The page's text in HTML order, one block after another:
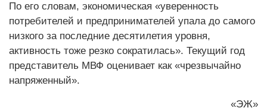
По его словам, экономическая «уверенность
потребителей и предпринимателей упала до самого
низкого за последние десятилетия уровня,
активность тоже резко сократилась». Текущий год
представитель МВФ оценивает как «чрезвычайно
напряженный».
«ЭЖ»